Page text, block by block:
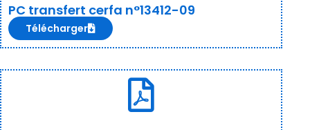
PC transfert cerfa n°13412-09
Télécharger